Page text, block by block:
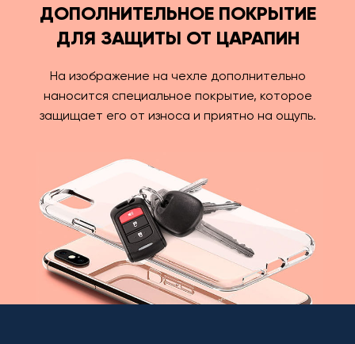
ДОПОЛНИТЕЛЬНОЕ ПОКРЫТИЕ
ДЛЯ ЗАЩИТЫ ОТ ЦАРАПИН
На изображение на чехле дополнительно
наносится специальное покрытие, которое
защищает его от износа и приятно на ощупь.